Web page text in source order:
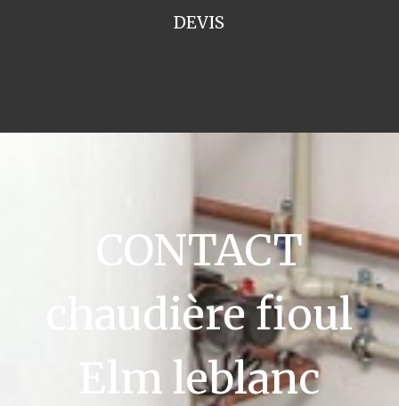
DEVIS
CONTACT
chaudière fioul
Elm leblanc